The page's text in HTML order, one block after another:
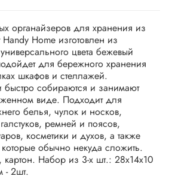
органайзеров для хранения из
Home изготовлен из
цвета бежевый
для бережного хранения
шкафов и стеллажей.
собираются и занимают
виде. Подходит для
белья, чулок и носков,
ремней и поясов,
косметики и духов, а также
обычно некуда сложить.
Набор из 3-х шт.: 28х14х10
- 2шт.